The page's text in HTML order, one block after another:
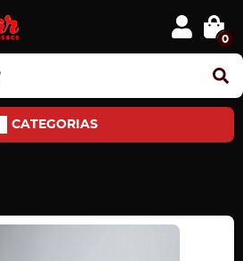
0
CATEGORIAS